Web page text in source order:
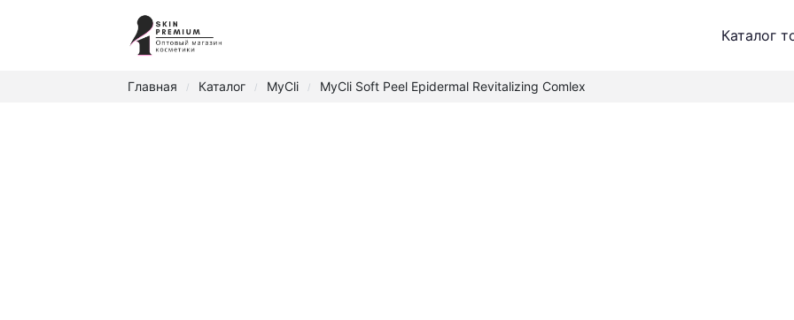
Каталог
Главная / Каталог / MyCli / MyCli Soft Peel Epidermal Revitalizing Comlex